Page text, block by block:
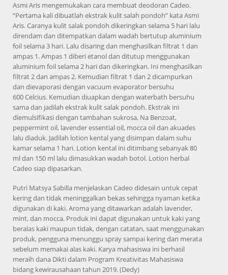
Asmi Aris mengemukakan cara membuat deodoran Cadeo.
“Pertama kali dibuatlah ekstrak kulit salah pondoh” kata Asmi
Aris. Caranya kulit salak pondoh dikeringkan selama 5 hari lalu
direndam dan ditempatkan dalam wadah bertutup aluminium
foil selama 3 hari. Lalu disaring dan menghasilkan filtrat 1 dan
ampas 1. Ampas 1 diberi etanol dan ditutup menggunakan
aluminium foil selama 2 hari dan dikeringkan. Ini menghasilkan
filtrat 2 dan ampas 2. Kemudian filtrat 1 dan 2 dicampurkan
dan dievaporasi dengan vacuum evaporator bersuhu
600 Celcius. Kemudian diuapkan dengan waterbath bersuhu
sama dan jadilah ekstrak kulit salak pondoh. Ekstrak ini
diemulsifikasi dengan tambahan sukrosa, Na Benzoat,
peppermint oil, lavender essential oil, mocca oil dan akuades
lalu diaduk. Jadilah lotion kental yang disimpan dalam suhu
kamar selama 1 hari. Lotion kental ini ditimbang sebanyak 80
ml dan 150 ml lalu dimasukkan wadah botol. Lotion herbal
Cadeo siap dipasarkan.
Putri Matsya Sabilla menjelaskan Cadeo didesain untuk cepat
kering dan tidak meninggalkan bekas sehingga nyaman ketika
digunakan di kaki. Aroma yang ditawarkan adalah lavender,
mint, dan mocca. Produk ini dapat digunakan untuk kaki yang
beralas kaki maupun tidak, dengan catatan, saat menggunakan
produk, pengguna menunggu spray sampai kering dan merata
sebelum memakai alas kaki. Karya mahasiswa ini berhasil
meraih dana Dikti dalam Program Kreativitas Mahasiswa
bidang kewirausahaan tahun 2019. (Dedy)